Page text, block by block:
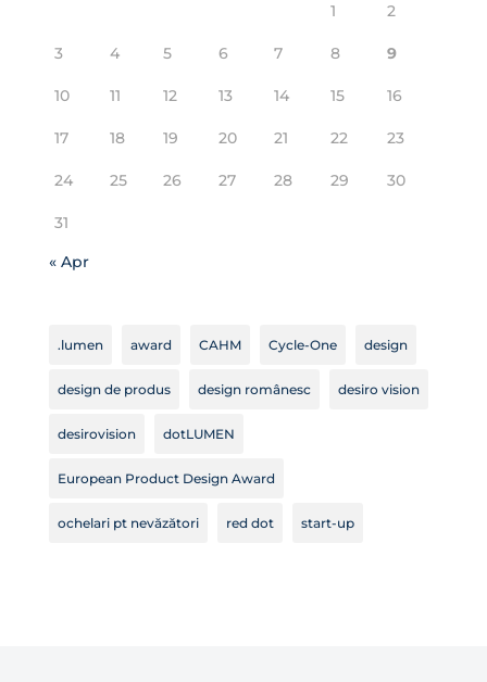
1 2
3 4 5 6 7 8 9
10 11 12 13 14 15 16
17 18 19 20 21 22 23
24 25 26 27 28 29 30
31
« Apr
.lumen award CAHM Cycle-One design
design de produs design românesc desiro vision
desirovision dotLUMEN
European Product Design Award
ochelari pt nevăzători red dot start-up